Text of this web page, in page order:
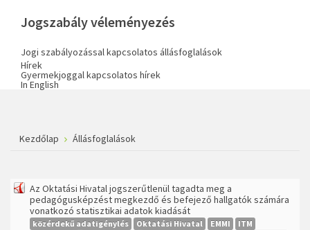
Jogszabály véleményezés
Jogi szabályozással kapcsolatos állásfoglalások
Hírek
Gyermekjoggal kapcsolatos hírek
In English
Kezdőlap Állásfoglalások
Az Oktatási Hivatal jogszerűtlenül tagadta meg a
pedagógusképzést megkezdő és befejező hallgatók számára
vonatkozó statisztikai adatok kiadását
közérdekű adatigénylés Oktatási Hivatal EMMI
ITM